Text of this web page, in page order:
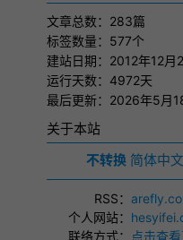
文章总数：283篇
标签数量：577个
建站日期：2012年12月
运行天数：4972天
最后更新：2026年5月
关于本站
不转换 简体中文
RSS：
个人网站：
联络方式： 点击查